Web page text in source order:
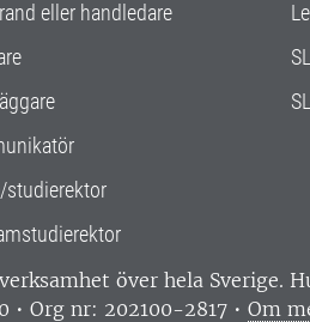
eller handledare
studierektor
över hela Sverige.
• Org nr: 202100-2817 • Om